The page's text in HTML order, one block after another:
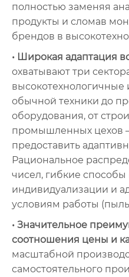
полностью заменяя
продукты и сломав
брендов в
• Широкая адаптация
охватывают три
высокотехнологичные
обычной техники до
оборудования, от
промышленных цехов
предоставить
Рациональное
чисел, гибкие
индивидуализации и
условиям работы
• Значительное
соотношения цены и
масштабной
самостоятельного